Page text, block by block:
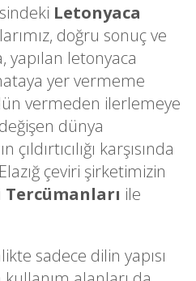
Letonyaca
larımız, doğru sonuç ve
yapılan letonyaca
yer vermeme
vermeden ilerlemeye
dünya
karşısında
çeviri şirketimizin
ile
sadece dilin yapısı